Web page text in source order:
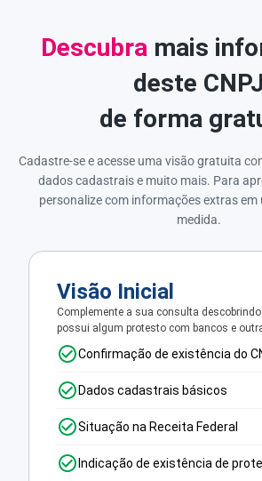
Descubra mais
deste CNPJ
de forma
Cadastre-se e acesse uma visão gratuita
dados cadastrais e muito mais. Para
personalize com informações extras
medida.
Visão Inicial
Complemente a sua consulta descobrindo
possui algum protesto com bancos e
Confirmação de existência do
Dados cadastrais básicos
Situação na Receita Federal
Indicação de existência de